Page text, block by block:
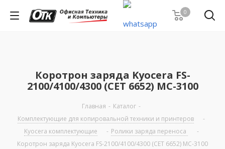
0
Коротрон заряда Kyocera FS-
2100/4100/4300 (CET 6652) MC-3100
Главная - Каталог -
Комплектующие для копировальной техники и принтеров
-
Kyocera комплектующие
- Ролики заряда переноса
-
Коротрон заряда Kyocera FS-2100/4100/4300 (CET 6652) MC-3100